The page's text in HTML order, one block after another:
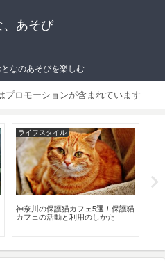
、あそび
なのあそびを楽しむ
ロモーションが含まれています
ライフスタイル
神奈川の保護猫カフェ5選！保護猫
カフェの活動と利用のしかた